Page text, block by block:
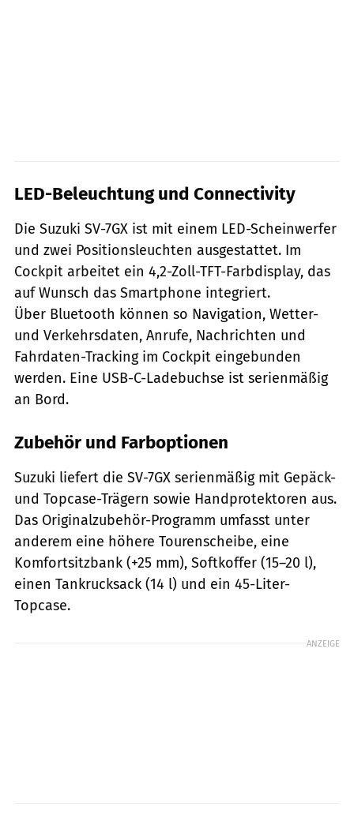
LED-Beleuchtung und Connectivity
Die Suzuki SV-7GX ist mit einem LED-Scheinwerfer
und zwei Positionsleuchten ausgestattet. Im
Cockpit arbeitet ein 4,2-Zoll-TFT-Farbdisplay, das
auf Wunsch das Smartphone integriert.
Über Bluetooth können so Navigation, Wetter-
und Verkehrsdaten, Anrufe, Nachrichten und
Fahrdaten-Tracking im Cockpit eingebunden
werden. Eine USB-C-Ladebuchse ist serienmäßig
an Bord.
Zubehör und Farboptionen
Suzuki liefert die SV-7GX serienmäßig mit Gepäck-
und Topcase-Trägern sowie Handprotektoren aus.
Das Originalzubehör-Programm umfasst unter
anderem eine höhere Tourenscheibe, eine
Komfortsitzbank (+25 mm), Softkoffer (15–20 l),
einen Tankrucksack (14 l) und ein 45-Liter-
Topcase.
ANZEIGE